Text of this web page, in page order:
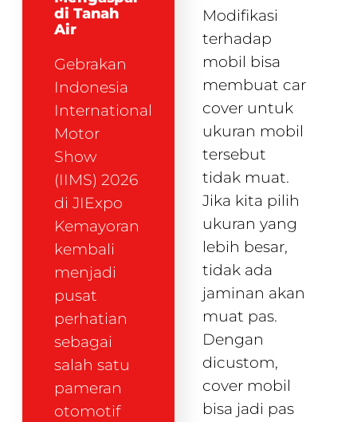
di Tanah
Air
Gebrakan
Indonesia
International
Motor
Show
(IIMS) 2026
di JIExpo
Kemayoran
kembali
menjadi
pusat
perhatian
sebagai
salah satu
pameran
otomotif
Modifikasi
terhadap
mobil bisa
membuat car
cover untuk
ukuran mobil
tersebut
tidak muat.
Jika kita pilih
ukuran yang
lebih besar,
tidak ada
jaminan akan
muat pas.
Dengan
dicustom,
cover mobil
bisa jadi pas